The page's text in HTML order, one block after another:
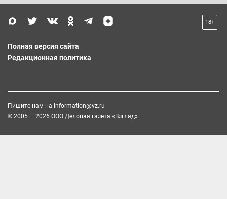
18+
Полная версия сайта
Редакционная политика
Пишите нам на information@vz.ru
© 2005 — 2026 ООО Деловая газета «Взгляд»